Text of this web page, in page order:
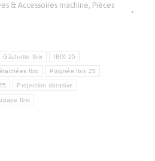
& Accessoires machine, Pièces
Gâchette Ibix IBIX 25
Ibix Poignée Ibix 25
Projection abrasive
Ibix